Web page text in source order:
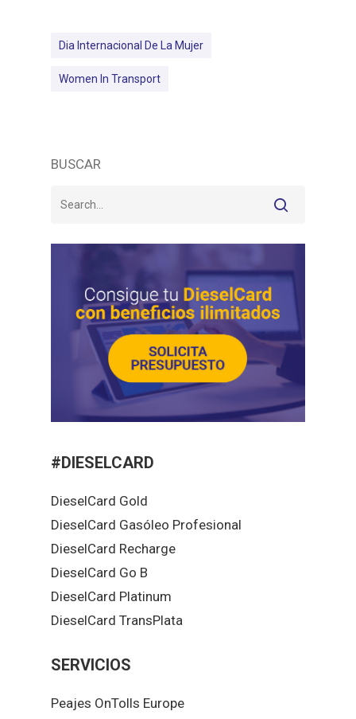
Dia Internacional De La Mujer
Women In Transport
BUSCAR
#DIESELCARD
DieselCard Gold
DieselCard Gasóleo Profesional
DieselCard Recharge
DieselCard Go B
DieselCard Platinum
DieselCard TransPlata
SERVICIOS
Peajes OnTolls Europe